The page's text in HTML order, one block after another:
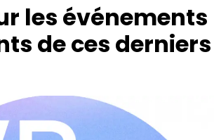
les événements
de ces derniers